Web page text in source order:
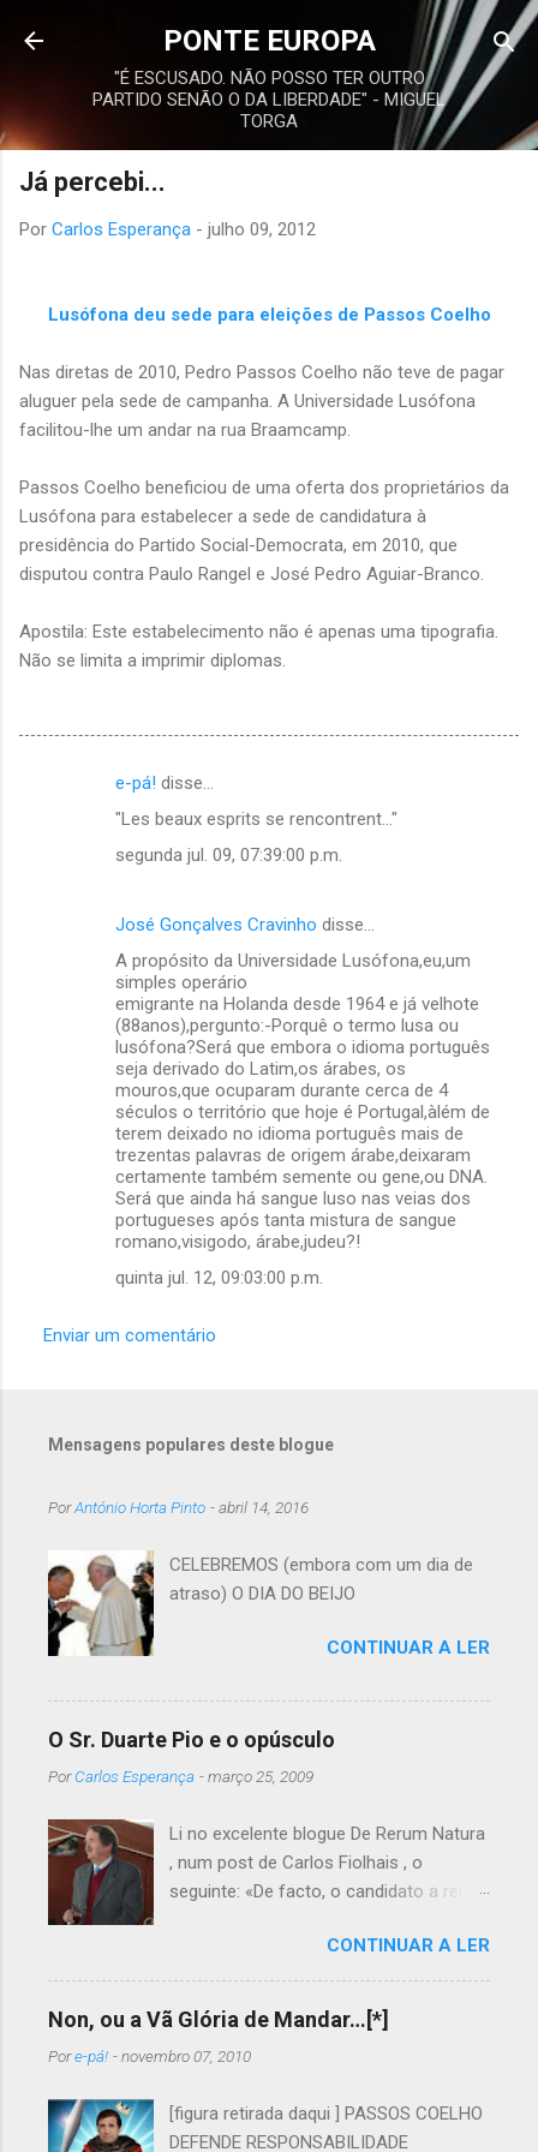
Avançar para o conteúdo principal
PONTE EUROPA
"É ESCUSADO. NÃO POSSO TER OUTRO
PARTIDO SENÃO O DA LIBERDADE" - MIGUEL
TORGA
Já percebi...
Por Carlos Esperança - julho 09, 2012
Lusófona deu sede para eleições de Passos Coelho
Nas diretas de 2010, Pedro Passos Coelho não teve de pagar
aluguer pela sede de campanha. A Universidade Lusófona
facilitou-lhe um andar na rua Braamcamp.
Passos Coelho beneficiou de uma oferta dos proprietários da
Lusófona para estabelecer a sede de candidatura à
presidência do Partido Social-Democrata, em 2010, que
disputou contra Paulo Rangel e José Pedro Aguiar-Branco.
Apostila: Este estabelecimento não é apenas uma tipografia.
Não se limita a imprimir diplomas.
e-pá! disse…
"Les beaux esprits se rencontrent..."
segunda jul. 09, 07:39:00 p.m.
José Gonçalves Cravinho disse…
A propósito da Universidade Lusófona,eu,um
simples operário
emigrante na Holanda desde 1964 e já velhote
(88anos),pergunto:-Porquê o termo lusa ou
lusófona?Será que embora o idioma português
seja derivado do Latim,os árabes, os
mouros,que ocuparam durante cerca de 4
séculos o território que hoje é Portugal,àlém de
terem deixado no idioma português mais de
trezentas palavras de origem árabe,deixaram
certamente também semente ou gene,ou DNA.
Será que ainda há sangue luso nas veias dos
portugueses após tanta mistura de sangue
romano,visigodo, árabe,judeu?!
quinta jul. 12, 09:03:00 p.m.
Enviar um comentário
Mensagens populares deste blogue
PorAntónio Horta Pinto -abril 14, 2016
CELEBREMOS (embora com um dia de
atraso) O DIA DO BEIJO
CONTINUAR A LER
O Sr. Duarte Pio e o opúsculo
PorCarlos Esperança -março 25, 2009
Li no excelente blogue De Rerum Natura
, num post de Carlos Fiolhais , o
seguinte: «De facto, o candidato a rei é
Beato Nuno, onde se pode ler esta
pérola: “Q uando passava de Tomar a
caminho de Aljubarrota, a 13 de Agosto
de 1385, D. Nuno foi atraído a Cova da
Iria, onde, na companhia dos seus
ajoelhar, no mesmo local onde, 532
CONTINUAR A LER
Non, ou a Vã Glória de Mandar…[*]
Pore-pá! -novembro 07, 2010
[figura retirada daqui ] PASSOS COELHO
DEFENDE RESPONSABILIDADE